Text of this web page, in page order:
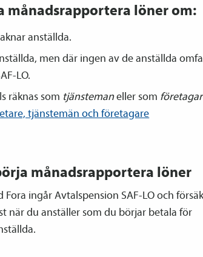
månadsrapportera löner om:
anställda.
men där ingen av de anställda
LO.
räknas som tjänstemaneller som
tjänste­män och företagare
månadsrapportera löner
Fora ingår Avtals­pension SAF-LO och
när du anställer som du börjar betala för